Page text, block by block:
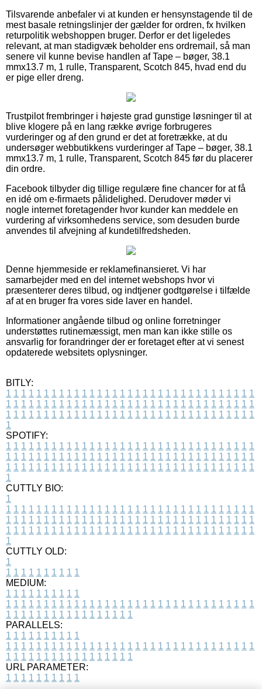
Tilsvarende anbefaler vi at kunden er hensynstagende til de
mest basale retningslinjer der gælder for ordren, fx hvilken
returpolitik webshoppen bruger. Derfor er det ligeledes
relevant, at man stadigvæk beholder ens ordremail, så man
senere vil kunne bevise handlen af Tape – bøger, 38.1
mmx13.7 m, 1 rulle, Transparent, Scotch 845, hvad end du
er pige eller dreng.
Trustpilot frembringer i højeste grad gunstige løsninger til at
blive klogere på en lang række øvrige forbrugeres
vurderinger og af den grund er det at foretrække, at du
undersøger webbutikkens vurderinger af Tape – bøger, 38.1
mmx13.7 m, 1 rulle, Transparent, Scotch 845 før du placerer
din ordre.
Facebook tilbyder dig tillige regulære fine chancer for at få
en idé om e-firmaets pålidelighed. Derudover møder vi
nogle internet foretagender hvor kunder kan meddele en
vurdering af virksomhedens service, som desuden burde
anvendes til afvejning af kundetilfredsheden.
Denne hjemmeside er reklamefinansieret. Vi har
samarbejder med en del internet webshops hvor vi
præsenterer deres tilbud, og indtjener godtgørelse i tilfælde
af at en bruger fra vores side laver en handel.
Informationer angående tilbud og online forretninger
understøttes rutinemæssigt, men man kan ikke stille os
ansvarlig for forandringer der er foretaget efter at vi senest
opdaterede websitets oplysninger.
BITLY:
1 1 1 1 1 1 1 1 1 1 1 1 1 1 1 1 1 1 1 1 1 1 1 1 1 1 1 1 1 1 1 1 1
1 1 1 1 1 1 1 1 1 1 1 1 1 1 1 1 1 1 1 1 1 1 1 1 1 1 1 1 1 1 1 1 1
1 1 1 1 1 1 1 1 1 1 1 1 1 1 1 1 1 1 1 1 1 1 1 1 1 1 1 1 1 1 1 1 1
1
SPOTIFY:
1 1 1 1 1 1 1 1 1 1 1 1 1 1 1 1 1 1 1 1 1 1 1 1 1 1 1 1 1 1 1 1 1
1 1 1 1 1 1 1 1 1 1 1 1 1 1 1 1 1 1 1 1 1 1 1 1 1 1 1 1 1 1 1 1 1
1 1 1 1 1 1 1 1 1 1 1 1 1 1 1 1 1 1 1 1 1 1 1 1 1 1 1 1 1 1 1 1 1
1
CUTTLY BIO:
1
1 1 1 1 1 1 1 1 1 1 1 1 1 1 1 1 1 1 1 1 1 1 1 1 1 1 1 1 1 1 1 1 1
1 1 1 1 1 1 1 1 1 1 1 1 1 1 1 1 1 1 1 1 1 1 1 1 1 1 1 1 1 1 1 1 1
1 1 1 1 1 1 1 1 1 1 1 1 1 1 1 1 1 1 1 1 1 1 1 1 1 1 1 1 1 1 1 1 1
1
CUTTLY OLD:
1
1 1 1 1 1 1 1 1 1 1
MEDIUM:
1 1 1 1 1 1 1 1 1 1
1 1 1 1 1 1 1 1 1 1 1 1 1 1 1 1 1 1 1 1 1 1 1 1 1 1 1 1 1 1 1 1 1
1 1 1 1 1 1 1 1 1 1 1 1 1 1 1 1 1
PARALLELS:
1 1 1 1 1 1 1 1 1 1
1 1 1 1 1 1 1 1 1 1 1 1 1 1 1 1 1 1 1 1 1 1 1 1 1 1 1 1 1 1 1 1 1
1 1 1 1 1 1 1 1 1 1 1 1 1 1 1 1 1
URL PARAMETER:
1 1 1 1 1 1 1 1 1 1